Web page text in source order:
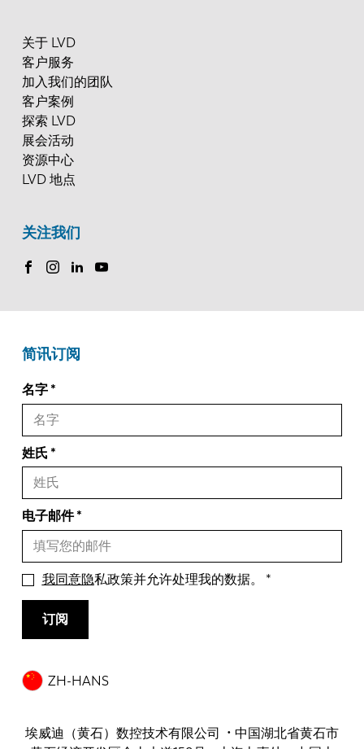
关于 LVD
客户服务
加入我们的团队
客户案例
探索 LVD
展会活动
资源中心
LVD 地点
关注我们
ZH-HANS
埃威迪（黄石）数控技术有限公司 • 中国湖北省黄石市
简讯订阅
名字
姓氏
电子邮件
我同意隐私政策并允许处理我的数据。
订阅